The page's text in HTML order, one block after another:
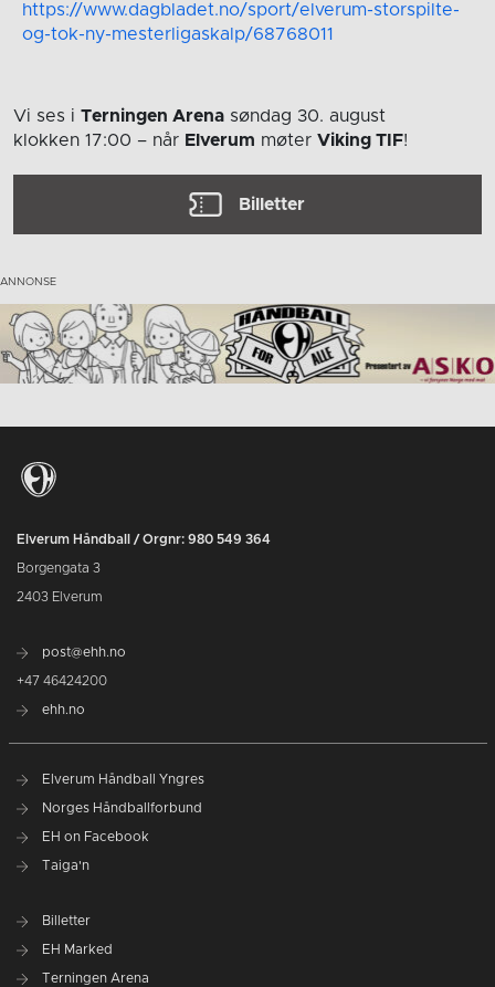
https://www.dagbladet.no/sport/elverum-storspilte-
og-tok-ny-mesterligaskalp/68768011
Vi ses i Terningen Arena søndag 30. august
klokken 17:00 – når Elverum møter Viking TIF!
Billetter
Elverum Håndball / Orgnr: 980 549 364
Borgengata 3
2403 Elverum
post@ehh.no
+47 46424200
ehh.no
Elverum Håndball Yngres
Norges Håndballforbund
EH on Facebook
Taiga'n
Billetter
EH Marked
Terningen Arena